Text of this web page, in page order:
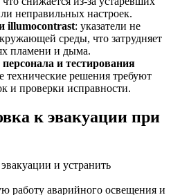
неправильных настроек.
illumocontrast: указатели не
среды, что затрудняет
пламени и дыма.
и тестирования
технические решения требуют
и проверки исправности.
к эвакуации при
и устранить
работу аварийного освещения и